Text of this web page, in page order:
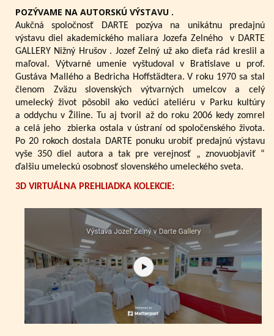
POZÝVAME NA AUTORSKÚ VÝSTAVU .
Aukčná spoločnosť DARTE pozýva na unikátnu predajnú
výstavu diel akademického maliara Jozefa Zelného
v DARTE
GALLERY Nižný Hrušov . Jozef Zelný už ako dieťa rád kreslil a
maľoval. Výtvarné umenie vyštudoval v Bratislave u prof.
Gustáva Mallého a Bedricha Hoffstädtera. V roku 1970 sa stal
členom Zväzu slovenských výtvarných umelcov a celý
umelecký život pôsobil ako vedúci ateliéru v Parku kultúry
a oddychu v Žiline. Tu aj tvoril až do roku 2006 kedy zomrel
a celá jeho zbierka ostala v ústraní od spoločenského života.
Po 20 rokoch dostala DARTE ponuku urobiť predajnú výstavu
vyše 350 diel autora a tak pre verejnosť „ znovuobjaviť “
ďalšiu umeleckú osobnosť slovenského umeleckého sveta.
3D VIRTUÁLNA PREHLIADKA KOLEKCIE: